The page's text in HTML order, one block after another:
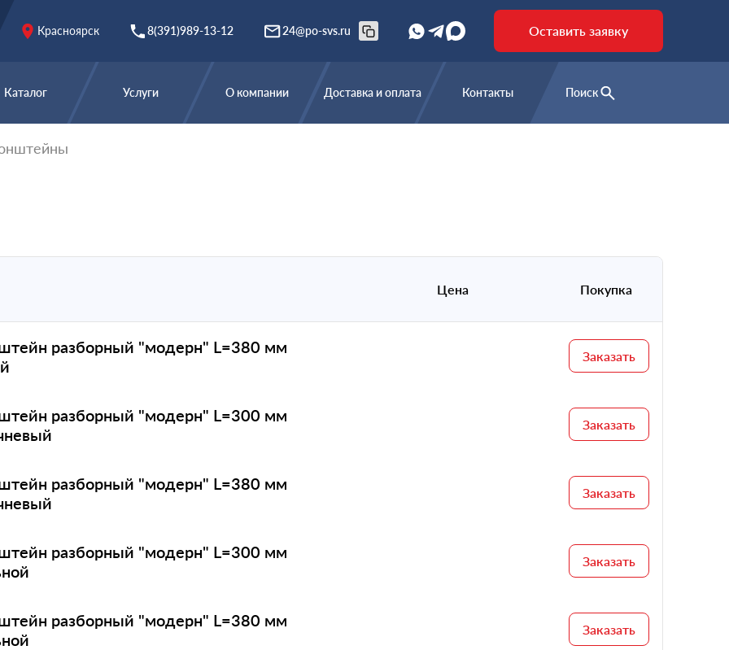
Красноярск 8(391)989-13-12 24@po-svs.ru Оставить заявку
Каталог Услуги О компании Доставка и оплата Контакты Поиск
Цена Покупка
разборный "модерн" L=380 мм
Заказать
разборный "модерн" L=300 мм
Заказать
разборный "модерн" L=380 мм
Заказать
разборный "модерн" L=300 мм
Заказать
разборный "модерн" L=380 мм
Заказать